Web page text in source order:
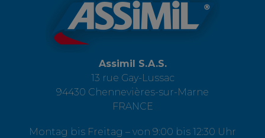
Assimil S.A.S.
13 rue Gay-Lussac
94430 Chennevières-sur-Marne
FRANCE
Montag bis Freitag – von 9:00 bis 12:30 Uhr